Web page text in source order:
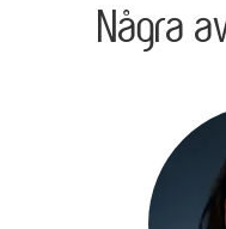
Några